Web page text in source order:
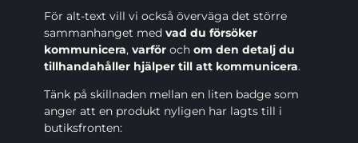
För alt-text vill vi också överväga det större
sammanhanget med vad du försöker
kommunicera, varföroch om den detalj du
tillhandahåller hjälper till att kommunicera.
Tänk på skillnaden mellan en liten badge som
anger att en produkt nyligen har lagts till i
butiksfronten: